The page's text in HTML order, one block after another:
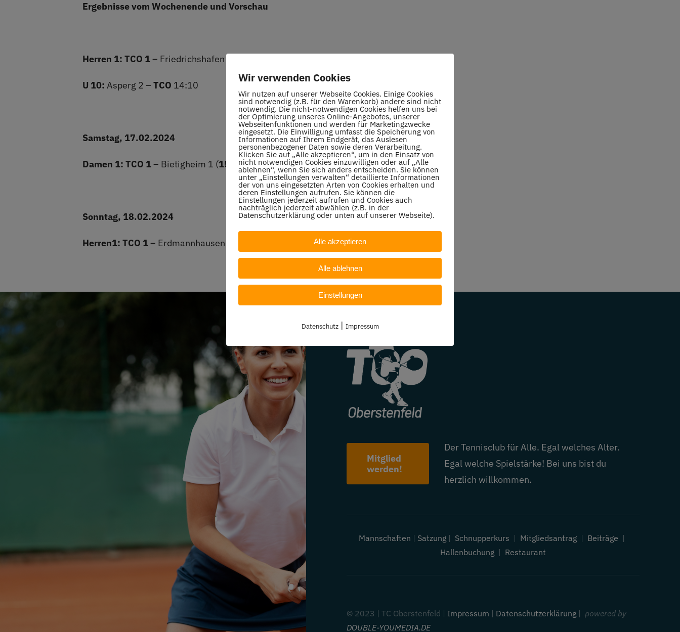
Ergebnisse vom Wochenende und Vorschau
Herren 1: TCO 1– Friedrichshafen 5:1
U 10:Asperg 2 –TCO 14:10
Samstag, 17.02.2024
Damen 1: TCO 1– Bietigheim 1 (15 Uhr, Halle Oberstenfeld)
Sonntag, 18.02.2024
Herren1: TCO 1– Erdmannhausen 1 (10 Uhr, Oberstenfeld)
Mitglied
werden!
Der Tennisclub für Alle. Egal welches Alter.
Egal welche Spielstärke! Bei uns bist du
herzlich willkommen.
Mannschaften | Satzung | Schnupperkurs | Mitgliedsantrag | Beiträge |
Hallenbuchung| Restaurant
© 2023 | TC Oberstenfeld | Impressum | Datenschutzerklärung| powered by
DOUBLE-YOUMEDIA.DE
Wir verwenden Cookies
Wir nutzen auf unserer Webseite Cookies. Einige Cookies
sind notwendig (z.B. für den Warenkorb) andere sind nicht
notwendig. Die nicht-notwendigen Cookies helfen uns bei
der Optimierung unseres Online-Angebotes, unserer
Webseitenfunktionen und werden für Marketingzwecke
eingesetzt. Die Einwilligung umfasst die Speicherung von
Informationen auf Ihrem Endgerät, das Auslesen
personenbezogener Daten sowie deren Verarbeitung.
Klicken Sie auf „Alle akzeptieren“, um in den Einsatz von
nicht notwendigen Cookies einzuwilligen oder auf „Alle
ablehnen“, wenn Sie sich anders entscheiden. Sie können
unter „Einstellungen verwalten“ detaillierte Informationen
der von uns eingesetzten Arten von Cookies erhalten und
deren Einstellungen aufrufen. Sie können die
Einstellungen jederzeit aufrufen und Cookies auch
nachträglich jederzeit abwählen (z.B. in der
Datenschutzerklärung oder unten auf unserer Webseite).
Alle akzeptieren
Alle ablehnen
Einstellungen
Datenschutz| Impressum